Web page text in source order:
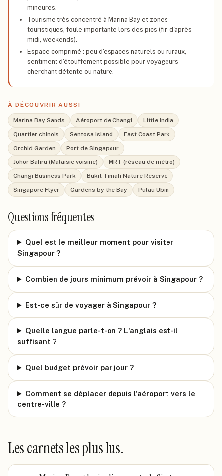
mineures.
Tourisme très concentré à Marina Bay et zones
touristiques, foule importante lors des pics (fin d'après-
midi, weekends).
Espace comprimé : peu d'espaces naturels ou ruraux,
sentiment d'étouffement possible pour voyageurs
cherchant détente ou nature.
À DÉCOUVRIR AUSSI
Marina Bay Sands Aéroport de Changi
Little India
Quartier chinois
Sentosa Island
East Coast Park
Orchid Garden
Port de Singapour
Johor Bahru (Malaisie voisine)
MRT (réseau de métro)
Changi Business Park
Bukit Timah Nature Reserve
Singapore Flyer
Gardens by the Bay Pulau Ubin
Questions fréquentes
Quel est le meilleur moment pour visiter
Singapour ?
Combien de jours minimum prévoir à Singapour ?
Est-ce sûr de voyager à Singapour ?
Quelle langue parle-t-on ? L'anglais est-il
suffisant ?
Quel budget prévoir par jour ?
Comment se déplacer depuis l'aéroport vers le
centre-ville ?
Les carnets les plus lus.